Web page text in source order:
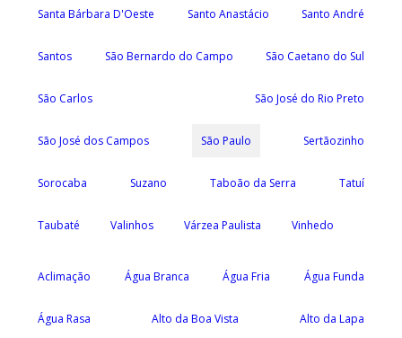
Santa Bárbara D'Oeste Santo Anastácio Santo André
Santos São Bernardo do Campo São Caetano do Sul
São Carlos São José do Rio Preto
São José dos Campos São Paulo Sertãozinho
Sorocaba Suzano Taboão da Serra Tatuí
Taubaté Valinhos Várzea Paulista Vinhedo
Aclimação Água Branca Água Fria Água Funda
Água Rasa Alto da Boa Vista Alto da Lapa